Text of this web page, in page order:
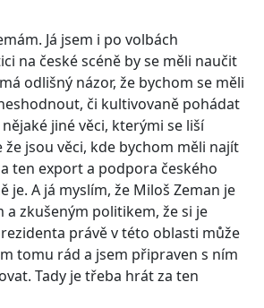
Já jsem i po volbách
na české scéně by se měli naučit
odlišný názor, že bychom se měli
či kultivovaně pohádat
jiné věci, kterými se liší
že jsou věci, kde bychom měli najít
ten export a podpora českého
je. A já myslím, že Miloš Zeman je
zkušeným politikem, že si je
právě v této oblasti může
tomu rád a jsem připraven s ním
Tady je třeba hrát za ten